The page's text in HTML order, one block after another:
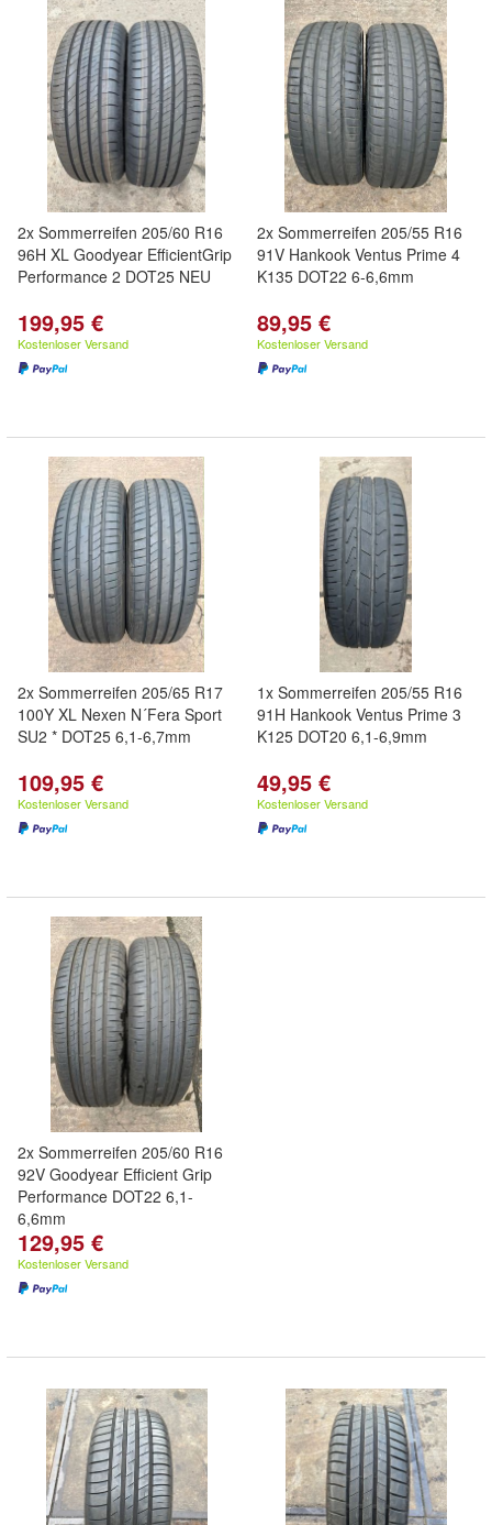
2x Sommerreifen 205/60 R16
96H XL Goodyear EfficientGrip
Performance 2 DOT25 NEU
199,95 €
Kostenloser Versand
2x Sommerreifen 205/55 R16
91V Hankook Ventus Prime 4
K135 DOT22 6-6,6mm
89,95 €
Kostenloser Versand
2x Sommerreifen 205/65 R17
100Y XL Nexen N´Fera Sport
SU2 * DOT25 6,1-6,7mm
109,95 €
Kostenloser Versand
1x Sommerreifen 205/55 R16
91H Hankook Ventus Prime 3
K125 DOT20 6,1-6,9mm
49,95 €
Kostenloser Versand
2x Sommerreifen 205/60 R16
92V Goodyear Efficient Grip
Performance DOT22 6,1-
6,6mm
129,95 €
Kostenloser Versand